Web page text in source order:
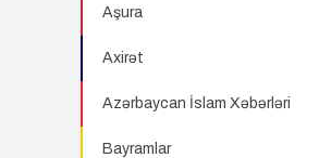
Aşura
Axirət
Azərbaycan İslam Xəbərləri
Bayramlar